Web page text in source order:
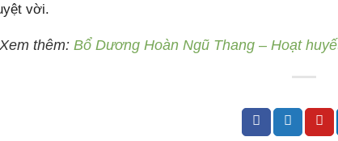
vời.
thêm: Bổ Dương Hoàn Ngũ Thang – Hoạt